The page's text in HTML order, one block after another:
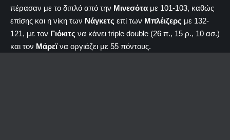
πέρασαν με το διπλό από την Μινεσότα με 101-103, καθώς
επίσης και η νίκη των Νάγκετς επί των Μπλέιζερς με 132-
121, με τον Γιόκιτς να κάνει triple double (26 π., 15 ρ., 10 ασ.)
και τον Μάρεϊνα οργιάζει με 55 πόντους.